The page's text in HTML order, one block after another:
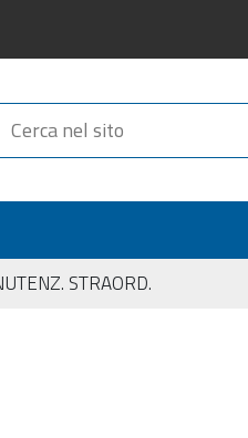
STRAORD.